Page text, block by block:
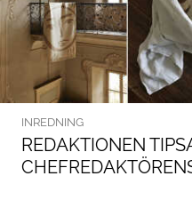
INREDNING
REDAKTIONEN